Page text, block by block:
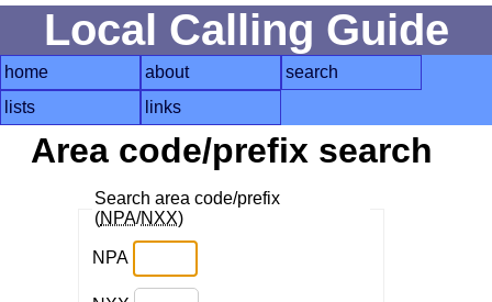
Local Calling Guide
home about
search
lists
links
Area code/prefix search
Search area code/prefix
(NPA/NXX)
NPA